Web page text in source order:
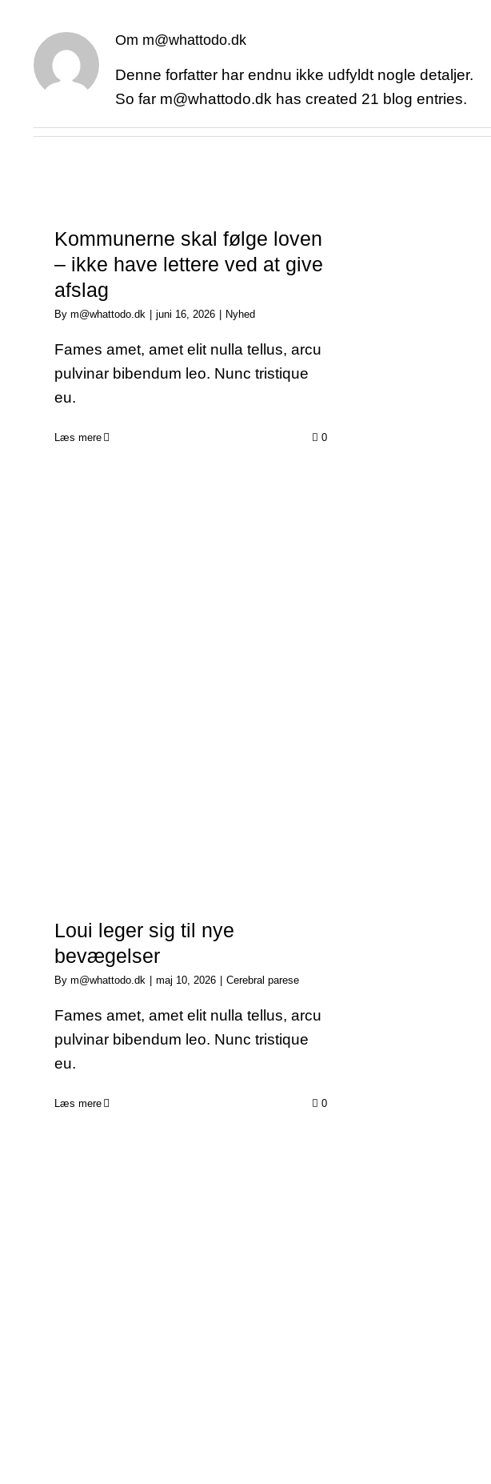
Om m@whattodo.dk
Denne forfatter har endnu ikke udfyldt nogle detaljer.
So far m@whattodo.dk has created 21 blog entries.
Kommunerne skal følge loven
– ikke have lettere ved at give
afslag
By m@whattodo.dk juni 16, 2026 Nyhed
Fames amet, amet elit nulla tellus, arcu
pulvinar bibendum leo. Nunc tristique
eu.
Læs mere 0
Loui leger sig til nye
bevægelser
By m@whattodo.dk maj 10, 2026 Cerebral parese
Fames amet, amet elit nulla tellus, arcu
pulvinar bibendum leo. Nunc tristique
eu.
Læs mere 0